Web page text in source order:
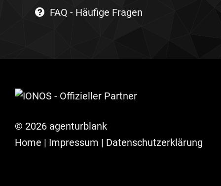
FAQ - Häufige Fragen
© 2026 agenturblank
Home | Impres­sum | Daten­schutz­er­klä­rung